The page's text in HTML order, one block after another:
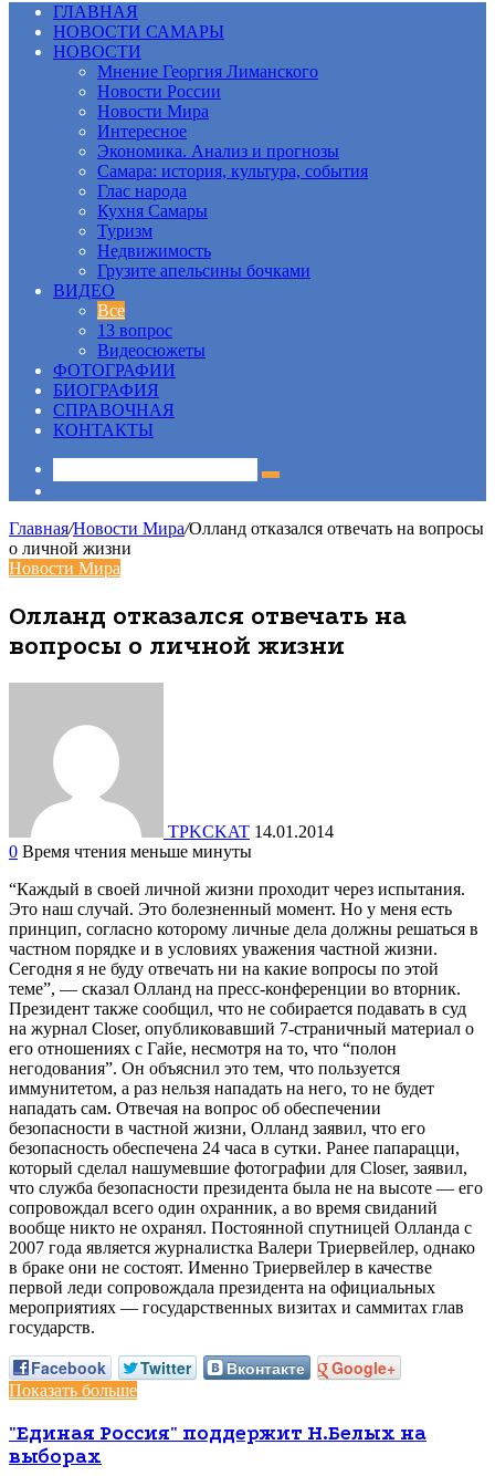
ГЛАВНАЯ
НОВОСТИ САМАРЫ
НОВОСТИ
Мнение Георгия Лиманского
Новости России
Новости Мира
Интересное
Экономика. Анализ и прогнозы
Самара: история, культура, события
Глас народа
Кухня Самары
Туризм
Недвижимость
Грузите апельсины бочками
ВИДЕО
Все
13 вопрос
Видеосюжеты
ФОТОГРАФИИ
БИОГРАФИЯ
СПРАВОЧНАЯ
КОНТАКТЫ
Главная/Новости Мира/Олланд отказался отвечать на вопросы
о личной жизни
Новости Мира
Олланд отказался отвечать на
вопросы о личной жизни
TPKCKAT 14.01.2014
0 Время чтения меньше минуты
“Каждый в своей личной жизни проходит через испытания.
Это наш случай. Это болезненный момент. Но у меня есть
принцип, согласно которому личные дела должны решаться в
частном порядке и в условиях уважения частной жизни.
Сегодня я не буду отвечать ни на какие вопросы по этой
теме”, — сказал Олланд на пресс-конференции во вторник.
Президент также сообщил, что не собирается подавать в суд
на журнал Closer, опубликовавший 7-страничный материал о
его отношениях с Гайе, несмотря на то, что “полон
негодования”. Он объяснил это тем, что пользуется
иммунитетом, а раз нельзя нападать на него, то не будет
нападать сам. Отвечая на вопрос об обеспечении
безопасности в частной жизни, Олланд заявил, что его
безопасность обеспечена 24 часа в сутки. Ранее папарацци,
который сделал нашумевшие фотографии для Closer, заявил,
что служба безопасности президента была не на высоте — его
сопровождал всего один охранник, а во время свиданий
вообще никто не охранял. Постоянной спутницей Олланда с
2007 года является журналистка Валери Триервейлер, однако
в браке они не состоят. Именно Триервейлер в качестве
первой леди сопровождала президента на официальных
мероприятиях — государственных визитах и саммитах глав
государств.
Facebook Twitter Вконтакте Google+
Показать больше
"Единая Россия" поддержит Н.Белых на
выборах